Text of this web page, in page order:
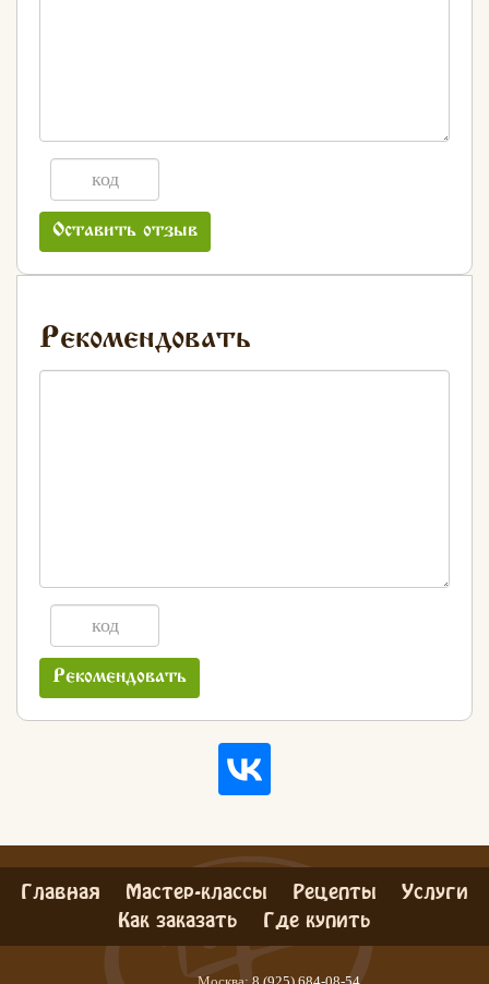
Оставить отзыв
Рекомендовать
Рекомендовать
Главная Мастер-классы Рецепты Услуги
Как заказать Где купить